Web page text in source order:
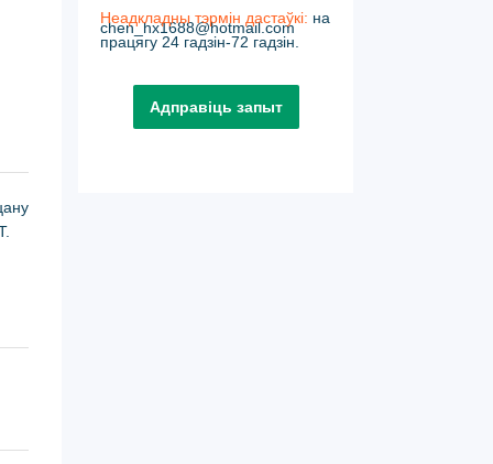
chen_hx1688@hotmail.com
Неадкладны тэрмін дастаўкі: на
працягу 24 гадзін-72 гадзін.
Адправіць запыт